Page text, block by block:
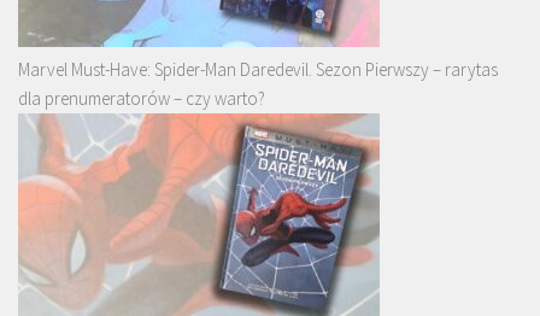
Marvel Must-Have: Spider-Man Daredevil. Sezon Pierwszy – rarytas
dla prenumeratorów – czy warto?